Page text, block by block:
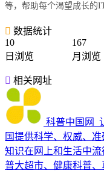
等，帮助每个渴望成长的
数据统计
10
日浏览
167
月浏览
相关网址
科普中国网_
国提供科学、权威、
知识在网上和生活中
普大超市、健康科普